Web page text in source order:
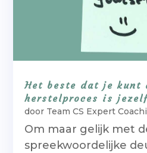
Het beste dat je kunt
herstelproces is
door Team CS Expert
Om maar gelijk met
spreekwoordelijke